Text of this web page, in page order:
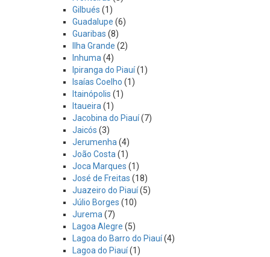
Gilbués (1)
Guadalupe (6)
Guaribas (8)
Ilha Grande (2)
Inhuma (4)
Ipiranga do Piauí(1)
Isaías Coelho (1)
Itainópolis (1)
Itaueira (1)
Jacobina do Piauí(7)
Jaicós (3)
Jerumenha (4)
João Costa (1)
Joca Marques (1)
José de Freitas (18)
Juazeiro do Piauí(5)
Júlio Borges (10)
Jurema (7)
Lagoa Alegre (5)
Lagoa do Barro do Piauí(4)
Lagoa do Piauí(1)